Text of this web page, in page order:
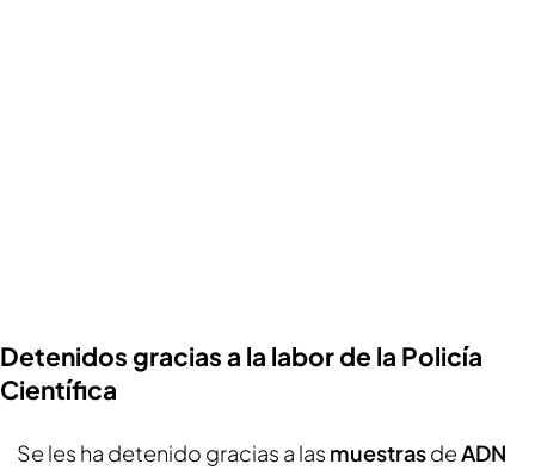
Detenidos gracias a la labor de la Policía
Científica
Se les ha detenido gracias a las muestrasdeADN